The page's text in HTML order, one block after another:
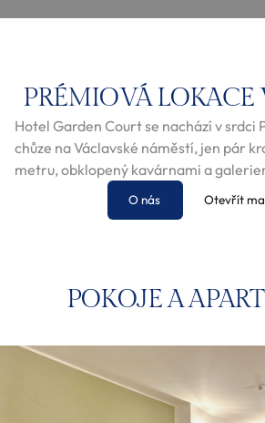
PRÉMIOVÁ LOKACE
Hotel Garden Court se nachází v srdci
chůze na Václavské náměstí, jen pár
metru, obklopený kavárnami a
O nás Otevřít
POKOJE A